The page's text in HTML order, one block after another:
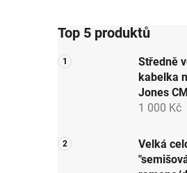
o
s
t
n
Top 5 produktů
Středně
kabelka
Jones
1 000 Kč
Velká